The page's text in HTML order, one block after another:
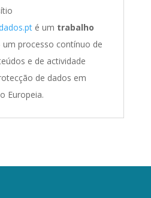
é um trabalho
um processo contínuo de
e de actividade
de dados em
Europeia.